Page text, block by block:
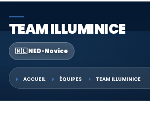
TEAM ILLUMINICE
🇳🇱 NED•Novice
ACCUEIL ÉQUIPES TEAM ILLUMINICE